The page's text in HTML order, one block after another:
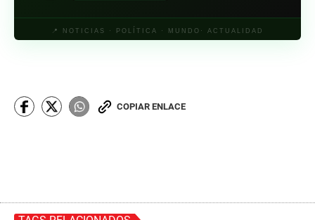
📍 NOTICIAS · POLÍTICA · MUNDO· ACTUALIDAD
COPIAR ENLACE